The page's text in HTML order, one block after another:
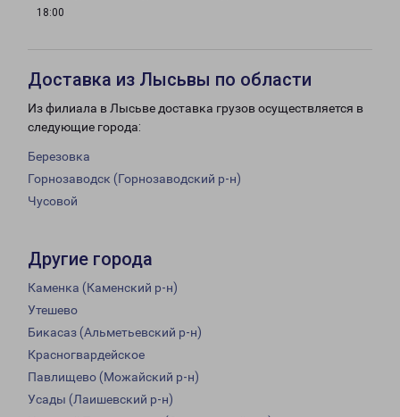
18:00
Доставка из Лысьвы по области
Из филиала в Лысьве доставка грузов осуществляется в
следующие города:
Березовка
Горнозаводск (Горнозаводский р-н)
Чусовой
Другие города
Каменка (Каменский р-н)
Утешево
Бикасаз (Альметьевский р-н)
Красногвардейское
Павлищево (Можайский р-н)
Усады (Лаишевский р-н)